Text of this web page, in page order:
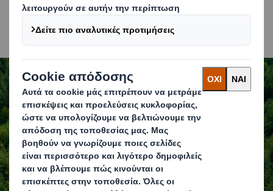
Στρατηγική για τη
Βιώσιμη ανάπτυξη